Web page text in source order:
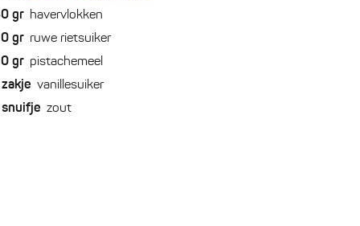
gr havervlokken
gr ruwe rietsuiker
gr pistachemeel
zakje vanillesuiker
snuifje zout